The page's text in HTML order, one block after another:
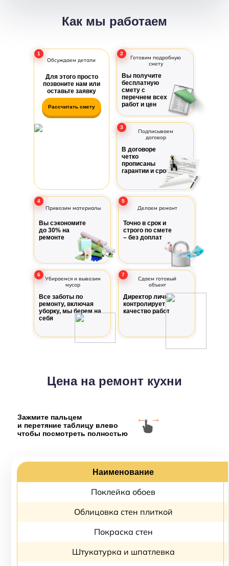
Как мы работаем
1
Обсуждаем детали
Для этого просто
позвоните нам или
оставьте заявку
Рассчитать смету
2
Готовим подробную
смету
Вы получите
бесплатную
смету с
перечнем всех
работ и цен
3
Подписываем
договор
В договоре
четко
прописаны
гарантии и сроки
4
Привозим материалы
Вы сэкономите
до 30% на
ремонте
5
Делаем ремонт
Точно в срок и
строго по смете
– без доплат
6
Убираемся и вывозим
мусор
Все заботы по
ремонту, включая
уборку, мы берем на
себя
7
Сдаем готовый
объект
Директор лично
контролирует
качество работ
Цена на ремонт кухни
Зажмите пальцем
и перетяние таблицу влево
чтобы посмотреть полностью
Наименование
Поклейка обоев
Облицовка стен плиткой
Покраска стен
Штукатурка и шпатлевка